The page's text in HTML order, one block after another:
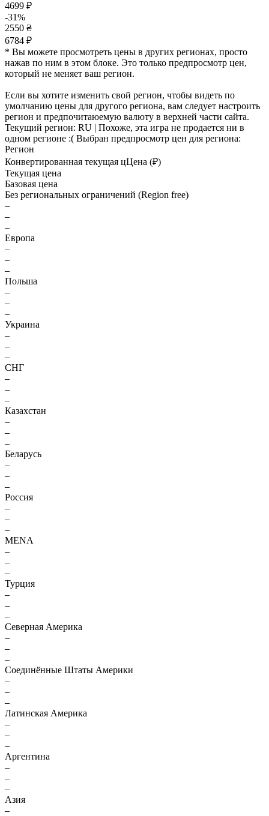
4699 ₽
-31%
2550 ₴
6784 ₽
* Вы можете просмотреть цены в других регионах, просто
нажав по ним в этом блоке. Это только предпросмотр цен,
который не меняет ваш регион.
Если вы хотите изменить свой регион, чтобы видеть по
умолчанию цены для другого региона, вам следует настроить
регион и предпочитаюемую валюту в верхней части сайта.
Текущий регион: RU | Похоже, эта игра не продается ни в
одном регионе :( Выбран предпросмотр цен для региона:
Регион
Конвертированная текущая цЦена (₽)
Текущая цена
Базовая цена
Без региональных ограничений (Region free)
–
–
–
Европа
–
–
–
Польша
–
–
–
Украина
–
–
–
СНГ
–
–
–
Казахстан
–
–
–
Беларусь
–
–
–
Россия
–
–
–
MENA
–
–
–
Турция
–
–
–
Северная Америка
–
–
–
Соединённые Штаты Америки
–
–
–
Латинская Америка
–
–
–
Аргентина
–
–
–
Азия
–